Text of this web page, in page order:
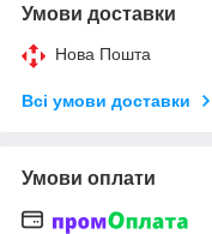
Умови доставки
Нова Пошта
Всі умови доставки
Умови оплати